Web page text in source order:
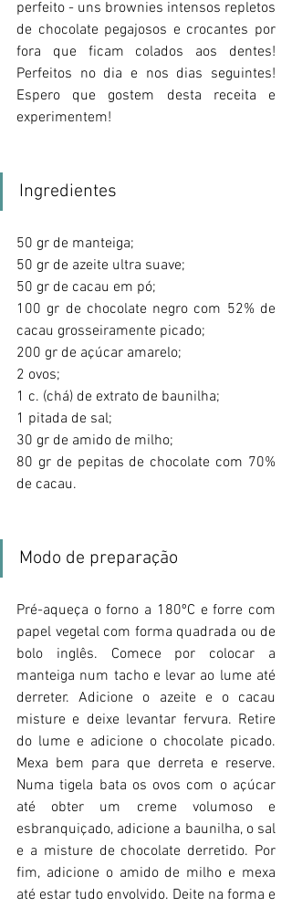
perfeito - uns brownies intensos repletos
de chocolate pegajosos e crocantes por
fora que ficam colados aos dentes!
Perfeitos no dia e nos dias seguintes!
Espero que gostem desta receita e
experimentem!
Ingredientes
50 gr de manteiga;
50 gr de azeite ultra suave;
50 gr de cacau em pó;
100 gr de chocolate negro com 52% de
cacau grosseiramente picado;
200 gr de açúcar amarelo;
2 ovos;
1 c. (chá) de extrato de baunilha;
1 pitada de sal;
30 gr de amido de milho;
80 gr de pepitas de chocolate com 70%
de cacau.
Modo de preparação
Pré-aqueça o forno a 180ºC e forre com
papel vegetal com forma quadrada ou de
bolo inglês. Comece por colocar a
manteiga num tacho e levar ao lume até
derreter. Adicione o azeite e o cacau
misture e deixe levantar fervura. Retire
do lume e adicione o chocolate picado.
Mexa bem para que derreta e reserve.
Numa tigela bata os ovos com o açúcar
até obter um creme volumoso e
esbranquiçado, adicione a baunilha, o sal
e a misture de chocolate derretido. Por
fim, adicione o amido de milho e mexa
até estar tudo envolvido. Deite na forma e